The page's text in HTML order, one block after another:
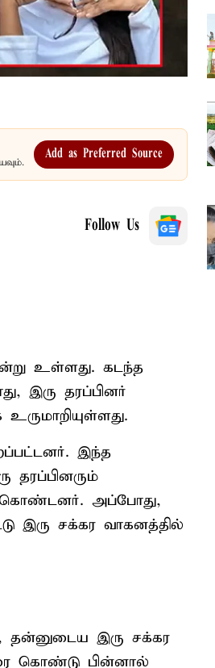
Add as Preferred Source
Follow Us
உள்ளது. கடந்த
இரு தரப்பினர்
இந்த
தரப்பினரும்
கொண்டனர். அப்போது,
இரு சக்கர வாகனத்தில்
தன்னுடைய இரு சக்கர
கொண்டு பின்னால்